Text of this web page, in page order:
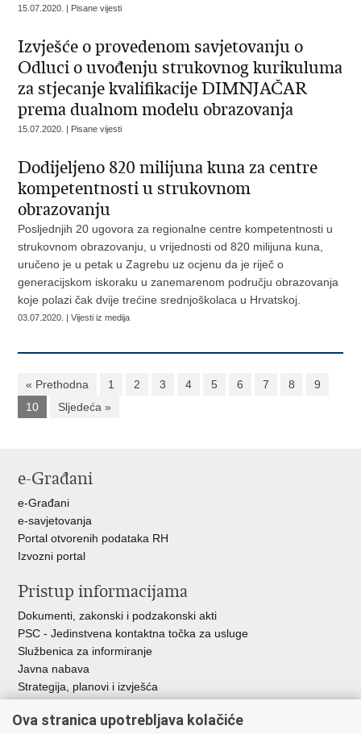
15.07.2020. | Pisane vijesti
Izvješće o provedenom savjetovanju o
Odluci o uvođenju strukovnog kurikuluma
za stjecanje kvalifikacije DIMNJAČAR
prema dualnom modelu obrazovanja
15.07.2020. | Pisane vijesti
Dodijeljeno 820 milijuna kuna za centre
kompetentnosti u strukovnom
obrazovanju
Posljednjih 20 ugovora za regionalne centre kompetentnosti u
strukovnom obrazovanju, u vrijednosti od 820 milijuna kuna,
uručeno je u petak u Zagrebu uz ocjenu da je riječ o
generacijskom iskoraku u zanemarenom području obrazovanja
koje polazi čak dvije trećine srednjoškolaca u Hrvatskoj.
03.07.2020. | Vijesti iz medija
« Prethodna 1 2 3 4 5 6 7 8
9
10
Sljedeća »
e-Građani
e-Građani
e-savjetovanja
Portal otvorenih podataka RH
Izvozni portal
Pristup informacijama
Dokumenti, zakonski i podzakonski akti
PSC - Jedinstvena kontaktna točka za usluge
Službenica za informiranje
Javna nabava
Strategija, planovi i izvješća
Ova stranica upotrebljava kolačiće